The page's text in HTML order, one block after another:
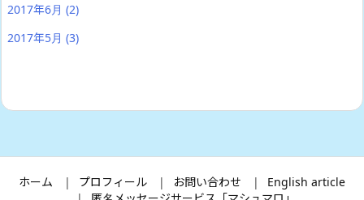
2017年6月 (2)
2017年5月 (3)
ホーム プロフィール お問い合わせ
English article